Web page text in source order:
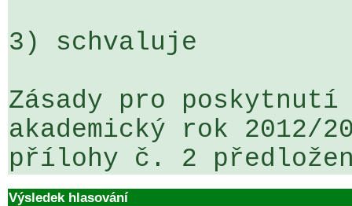
3) schvaluje
Zásady pro
akademický rok 2012/
Výsledek hlasování